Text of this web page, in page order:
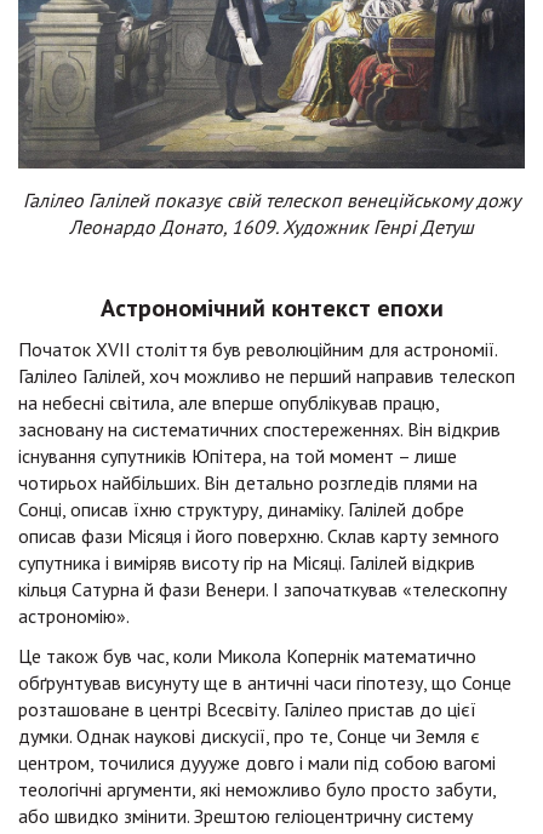
Галілео Галілей показує свій телескоп венеційському дожу
Леонардо Донато, 1609. Художник Генрі Детуш
Астрономічний контекст епохи
Початок XVII століття був революційним для астрономії.
Галілео Галілей, хоч можливо не перший направив телескоп
на небесні світила, але вперше опублікував працю,
засновану на систематичних спостереженнях. Він відкрив
існування супутників Юпітера, на той момент – лише
чотирьох найбільших. Він детально розгледів плями на
Сонці, описав їхню структуру, динаміку. Галілей добре
описав фази Місяця і його поверхню. Склав карту земного
супутника і виміряв висоту гір на Місяці. Галілей відкрив
кільця Сатурна й фази Венери. І започаткував «телескопну
астрономію».
Це також був час, коли Микола Копернік математично
обґрунтував висунуту ще в античні часи гіпотезу, що Сонце
розташоване в центрі Всесвіту. Галілео пристав до цієї
думки. Однак наукові дискусії, про те, Сонце чи Земля є
центром, точилися дуууже довго і мали під собою вагомі
теологічні аргументи, які неможливо було просто забути,
або швидко змінити. Зрештою геліоцентричну систему